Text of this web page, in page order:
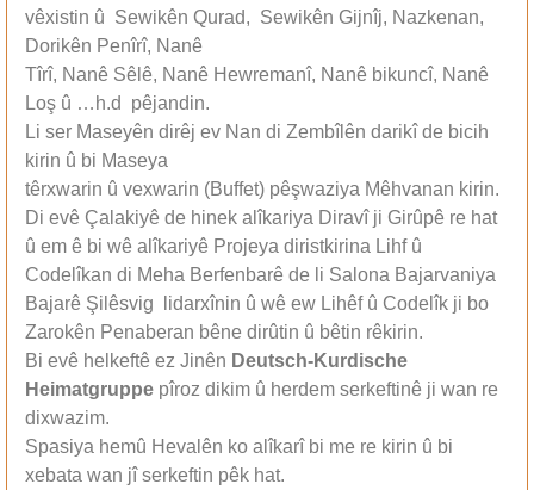
vêxistin û Sewikên Qurad, Sewikên Gijnîj, Nazkenan,
Dorikên Penîrî, Nanê
Tîrî, Nanê Sêlê, Nanê Hewremanî, Nanê bikuncî, Nanê
Loş û …h.d pêjandin.
Li ser Maseyên dirêj ev Nan di Zembîlên darikî de bicih
kirin û bi Maseya
têrxwarin û vexwarin (Buffet) pêşwaziya Mêhvanan kirin.
Di evê Çalakiyê de hinek alîkariya Diravî ji Girûpê re hat
û em ê bi wê alîkariyê Projeya diristkirina Lihf û
Codelîkan di Meha Berfenbarê de li Salona Bajarvaniya
Bajarê Şilêsvig lidarxînin û wê ew Lihêf û Codelîk ji bo
Zarokên Penaberan bêne dirûtin û bêtin rêkirin.
Bi evê helkeftê ez Jinên Deutsch-Kurdische
Heimatgruppe pîroz dikim û herdem serkeftinê ji wan re
dixwazim.
Spasiya hemû Hevalên ko alîkarî bi me re kirin û bi
xebata wan jî serkeftin pêk hat.